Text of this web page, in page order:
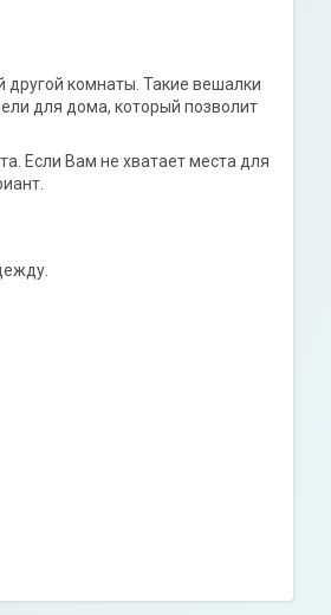
комнаты. Такие вешалки
для дома, который позволит
Если Вам не хватает места для